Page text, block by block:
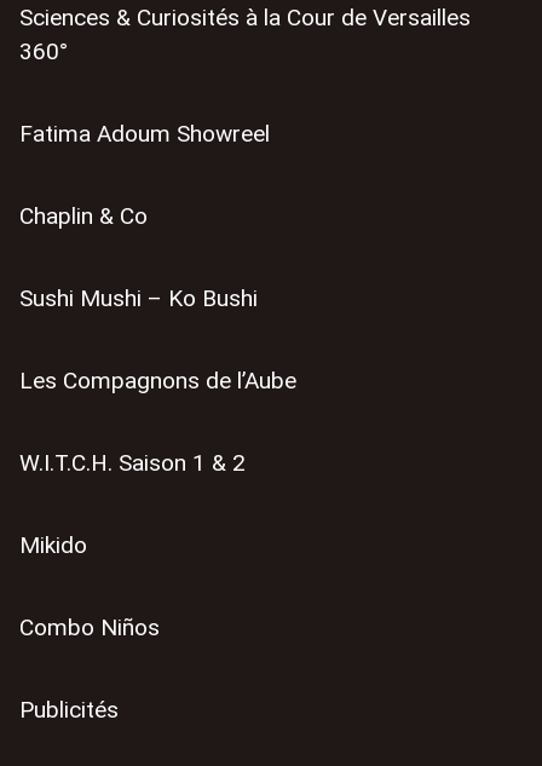
Sciences & Curiosités à la Cour de Versailles
360°
Fatima Adoum Showreel
Chaplin & Co
Sushi Mushi – Ko Bushi
Les Compagnons de l’Aube
W.I.T.C.H. Saison 1 & 2
Mikido
Combo Niños
Publicités